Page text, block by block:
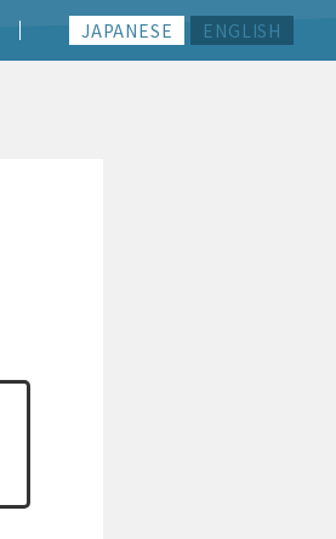
JAPANESE ENGLISH